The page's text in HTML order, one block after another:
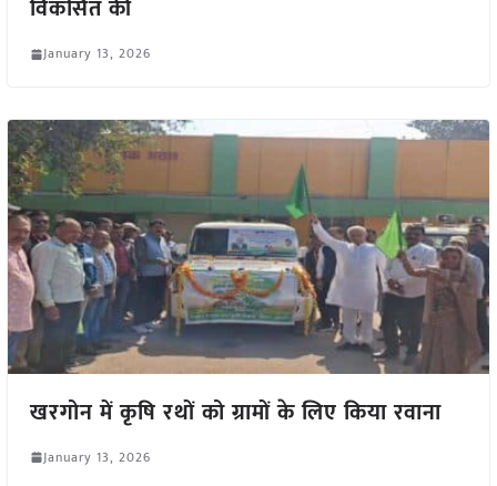
विकसित की
January 13, 2026
खरगोन में कृषि रथों को ग्रामों के लिए किया रवाना
January 13, 2026